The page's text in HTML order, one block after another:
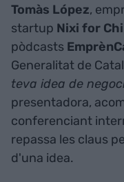
Tomàs López,
startup Nixi for
pòdcasts
Generalitat de
teva idea de
presentadora,
conferenciant
repassa les claus
d'una idea.